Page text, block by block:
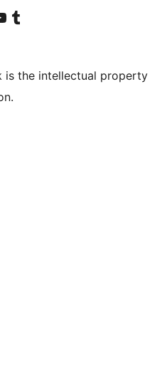
account
YouTube channel
Visit our Tumblr account
is the intellectual property